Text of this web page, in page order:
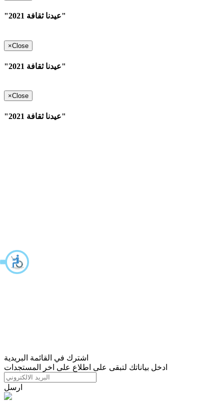
"عيدنا ثقافة 2021"
×Close
"عيدنا ثقافة 2021"
×Close
"عيدنا ثقافة 2021"
اشترك في القائمة البريدية
ادخل بياناتك لتبقى على اطلاع على اخر المستجدات
ارسل